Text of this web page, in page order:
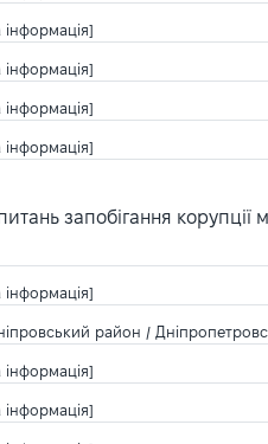
інформація]
інформація]
інформація]
інформація]
запобігання
інформація]
район /
інформація]
інформація]